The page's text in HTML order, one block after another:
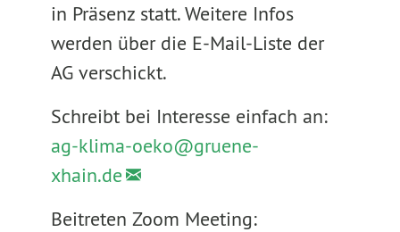
in Präsenz statt. Weitere Infos
werden über die E-Mail-Liste der
AG verschickt.
Schreibt bei Interesse einfach an:
ag-klima-oeko@gruene-
xhain.de
Beitreten Zoom Meeting: